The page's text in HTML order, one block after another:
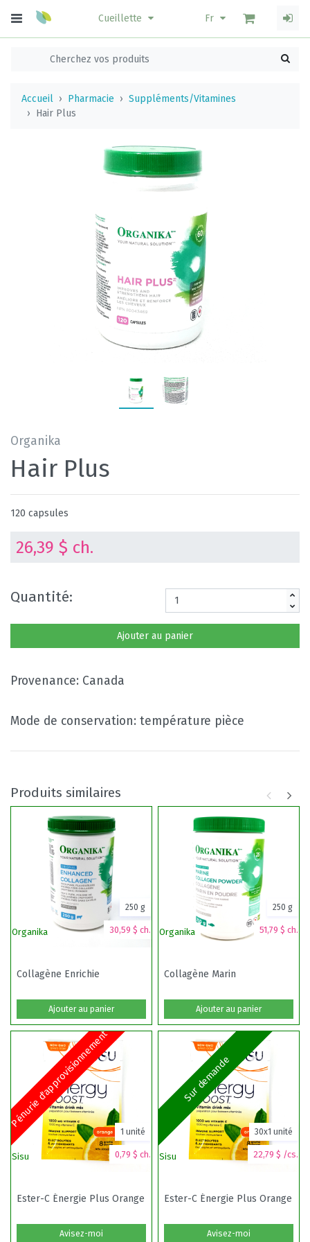
Cueillette Fr
Accueil Pharmacie
Suppléments/Vitamines
Hair Plus
Organika
Hair Plus
120 capsules
26,39 $ ch.
Quantité:
Ajouter au panier
Provenance: Canada
Mode de conservation: température pièce
Produits similaires
Organika 30,59 $ ch.
250 g
Collagène Enrichie
Ajouter au panier
Organika 51,79 $ ch.
250 g
Collagène Marin
Ajouter au panier
Pénurie d'approvisionnement
Sisu 0,79 $ ch.
1 unité
Ester-C Énergie Plus Orange
Avisez-moi
Sur demande
Sisu 22,79 $ /cs.
30x1 unité
Ester-C Énergie Plus Orange
Avisez-moi